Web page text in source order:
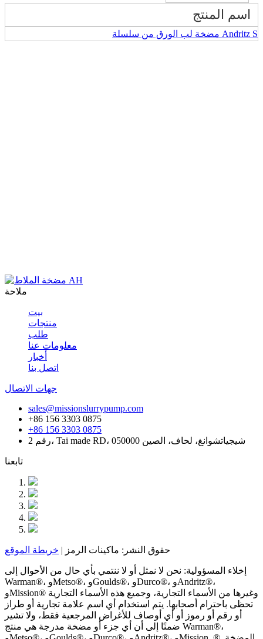
اسم المنتج
مضخة لب الورق من سلسلة Andritz S
ملاحة
بيت
منتجات
طلب
معلومات عنا
أخبار
اتصل بنا
جهات الاتصال
sales@missionslurrypump.com
+86 156 3303 0875
+86 156 3303 0875
رقم 2، Tai made RD، شيجياتشوانغ، لحاف، الصين 050000
تابعنا
حقوق النشر: ماكينات الرمز | خريطة الموقع
إخلاء المسؤولية: نحن لا نمثل أو لا ننتمي بأي حال من الأحوال إلى
Warman®، وMetso®، وGoulds®، وDurco®، وAndritz®،
وMission® وغيرها من الأسماء التجارية، وجميع هذه الأسماء التجارية
تحظى باحترام أصحابها. يتم استخدام أي اسم علامة تجارية أو طراز
أو رقم أو رموز أو أي أوصاف للأغراض المرجعية فقط، ولا تشير
ضمنًا إلى أن أي جزء أو مضخة مدرجة هي منتج Warman®،